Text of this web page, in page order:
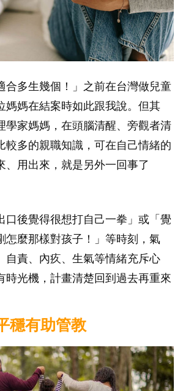
合多生幾個！」之前在台灣做兒童
媽媽在結案時如此跟我說。但其
學家媽媽，在頭腦清醒、旁觀者清
較多的親職知識，可在自己情緒的
、用出來，就是另外一回事了
口後覺得很想打自己一拳」或「覺
怎麼那樣對孩子！」等時刻，氣
自責、內疚、生氣等情緒充斥心
時光機，計畫清楚回到過去再重來
穩有助管教